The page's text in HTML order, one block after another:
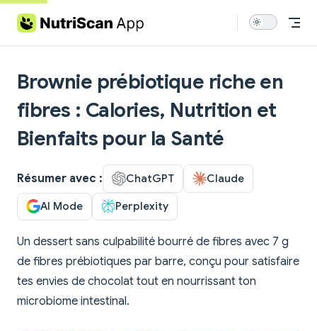
Skip to content
Brownie prébiotique riche en
fibres : Calories, Nutrition et
Bienfaits pour la Santé
Résumer avec : ChatGPT Claude
AI Mode Perplexity
Un dessert sans culpabilité bourré de fibres avec 7 g
de fibres prébiotiques par barre, conçu pour satisfaire
tes envies de chocolat tout en nourrissant ton
microbiome intestinal.